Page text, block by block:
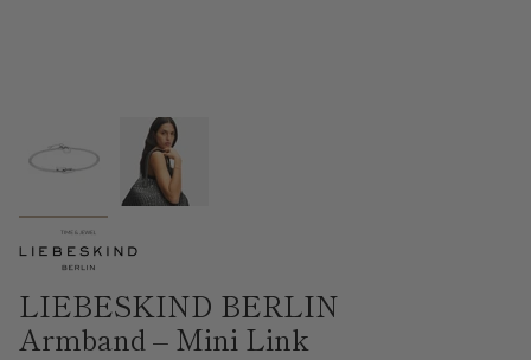
LIEBESKIND BERLIN
Armband – Mini Link